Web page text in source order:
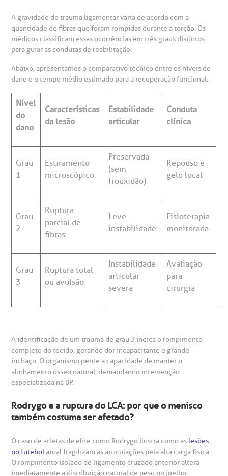
R. Colômbia, 332
CEP: 01438-000 | Jardim Paulista
São Paulo - SP
e perdidos
A gravidade do trauma ligamentar varia de acordo com a
quantidade de fibras que foram rompidas durante a torção. Os
médicos classificam essas ocorrências em três graus distintos
para guiar as condutas de reabilitação.
Abaixo, apresentamos o comparativo técnico entre os níveis de
dano e o tempo médio estimado para a recuperação funcional:
Nível
do
dano
Características
da lesão
Estabilidade
articular
Conduta
clínica
Grau
1
Estiramento
microscópico
Preservada
(sem
frouxidão)
Repouso e
gelo local
Grau
2
Ruptura
parcial de
fibras
Leve
instabilidade
Fisioterapia
monitorada
Grau
3
Ruptura total
ou avulsão
Instabilidade
articular
severa
Avaliação
para
cirurgia
A identificação de um trauma de grau 3 indica o rompimento
completo do tecido, gerando dor incapacitante e grande
inchaço. O organismo perde a capacidade de manter o
alinhamento ósseo natural, demandando intervenção
especializada na BP.
Rodrygo e a ruptura do LCA: por que o menisco
também costuma ser afetado?
O caso de atletas de elite como Rodrygo ilustra como as lesões
no futebolatual fragilizam as articulações pela alta carga física.
O rompimento isolado do ligamento cruzado anterior altera
imediatamente a distribuição natural de peso no joelho.